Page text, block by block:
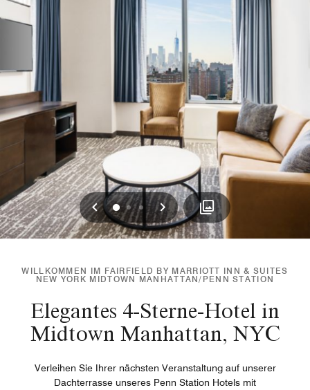
Vorherige
012 Weiter
WILLKOMMEN IM FAIRFIELD BY MARRIOTT INN & SUITES
NEW YORK MIDTOWN MANHATTAN/PENN STATION
Elegantes 4-Sterne-Hotel in
Midtown Manhattan, NYC
Verleihen Sie Ihrer nächsten Veranstaltung auf unserer
Dachterrasse unseres Penn Station Hotels mit